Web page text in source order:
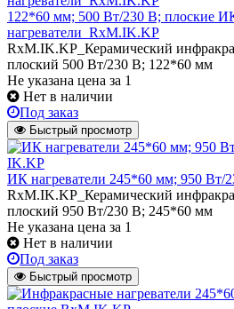
122*60 мм; 500 Вт/230 В; плоские
нагреватели_RxM.IK.KP
RxM.IK.KP_Керамический
плоский 500 Вт/230 В; 122*60 мм
Не указана цена за 1
Нет в наличии
Под заказ
Быстрый просмотр
ИК нагреватели 245*60 мм; 950 Вт/
RxM.IK.KP_Керамический
плоский 950 Вт/230 В; 245*60 мм
Не указана цена за 1
Нет в наличии
Под заказ
Быстрый просмотр